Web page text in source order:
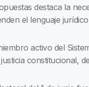
destaca la
el lenguaje
activo del
constitucional,